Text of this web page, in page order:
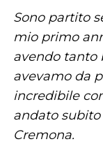
Sono partito
mio primo
avendo tanto
avevamo da
incredibile
andato
Cremona.